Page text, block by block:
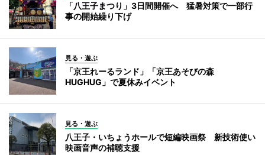
「八王子まつり」3日間開催へ 猛暑対策で一部行
事の開始繰り下げ
見る・遊ぶ
「京王れーるランド」「京王あそびの森
HUGHUG」で夏休みイベント
見る・遊ぶ
八王子・いちょうホールで短編映画祭 新技術使い
映画音声の補聴支援